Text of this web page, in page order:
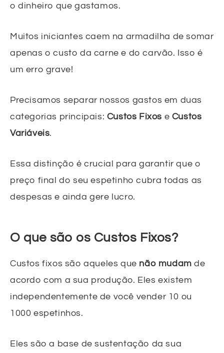
o dinheiro que gastamos.
Muitos iniciantes caem na armadilha de somar
apenas o custo da carne e do carvão. Isso é
um erro grave!
Precisamos separar nossos gastos em duas
categorias principais: Custos Fixos e Custos
Variáveis.
Essa distinção é crucial para garantir que o
preço final do seu espetinho cubra todas as
despesas e ainda gere lucro.
O que são os Custos Fixos?
Custos fixos são aqueles que não mudam de
acordo com a sua produção. Eles existem
independentemente de você vender 10 ou
1000 espetinhos.
Eles são a base de sustentação da sua